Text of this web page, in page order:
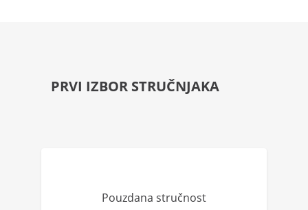
PRVI IZBOR STRUČNJAKA
Pouzdana stručnost